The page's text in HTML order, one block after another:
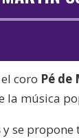
coro Pé de
la música
y se